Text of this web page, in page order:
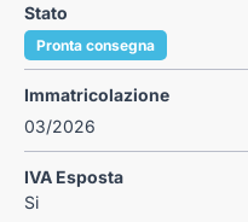
Stato
Pronta consegna
Immatricolazione
03/2026
IVA Esposta
Si